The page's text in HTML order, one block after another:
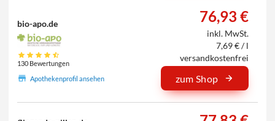
bio-apo.de
130 Bewertungen
Apothekenprofil ansehen
76,93 €
inkl. MwSt.
7,69 € / l
versandkostenfrei
zum Shop